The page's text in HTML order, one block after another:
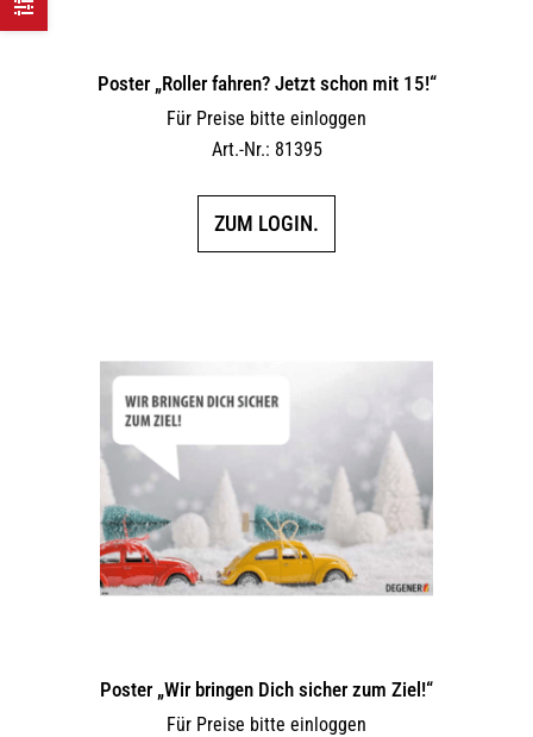
Poster „Roller fahren? Jetzt schon mit 15!“
Für Preise bitte einloggen
Art.-Nr.: 81395
ZUM LOGIN.
Poster „Wir bringen Dich sicher zum Ziel!“
Für Preise bitte einloggen